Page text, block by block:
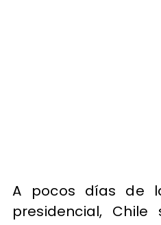
A pocos días de
presidencial,